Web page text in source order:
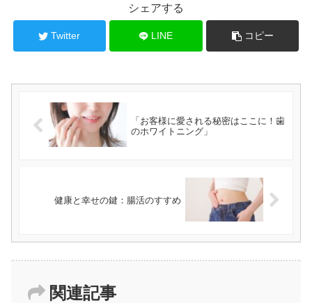
シェアする
Twitter LINE コピー
「お客様に愛される秘密はここに！歯
のホワイトニング」
健康と幸せの鍵：腸活のすすめ
関連記事